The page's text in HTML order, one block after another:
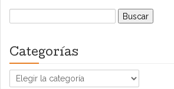
Buscar:
Categorías
Categorías